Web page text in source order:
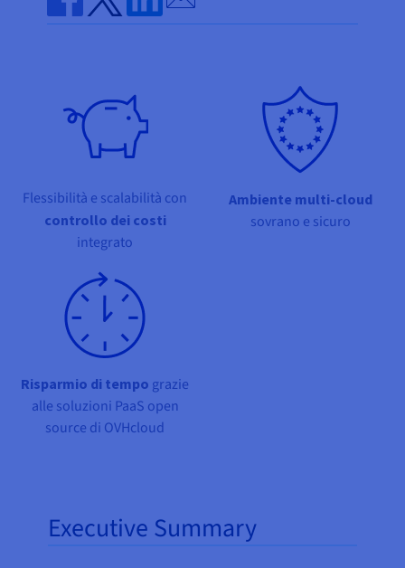
Tariffe
Osservabilità
Roadmap & Changelog
Roadmap & Changelog
Roadmap & Changelog
Share on Facebook
Share on Twitter
Share on Linkedin
Flessibilità e scalabilità con
controllo dei costi
integrato
Ambiente multi-cloud
sovrano e sicuro
Risparmio di tempo grazie
alle soluzioni PaaS open
source di OVHcloud
Executive Summary